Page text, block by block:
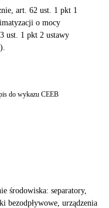
art. 62 ust. 1 pkt 1
o mocy
ust. 1 pkt 2 ustawy
do wykazu CEEB
środowiska: separatory,
bezodpływowe, urządzenia